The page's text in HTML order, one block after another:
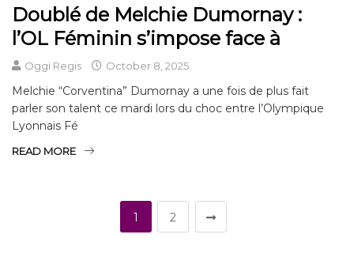
Doublé de Melchie Dumornay :
l’OL Féminin s’impose face à
Oggi Regis October 8, 2025
Melchie “Corventina” Dumornay a une fois de plus fait
parler son talent ce mardi lors du choc entre l’Olympique
Lyonnais Fé
READ MORE
1 2